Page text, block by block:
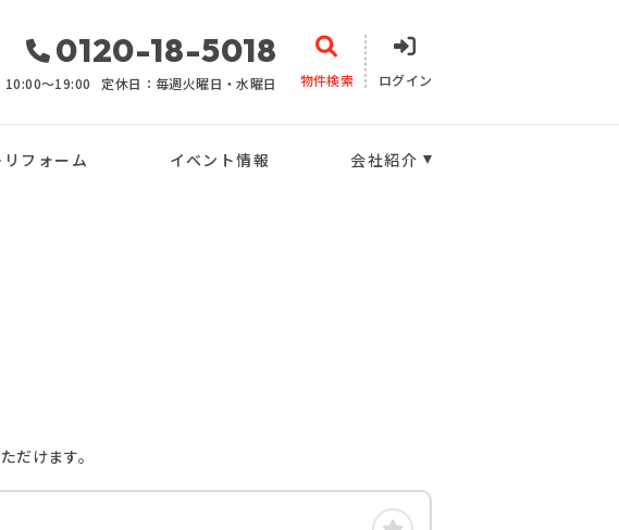
0120-18-5018
10:00〜19:00 定休日：毎週火曜日・水曜日 物件検索 ログイン
フォーム イベント情報 会社紹介
だけます。